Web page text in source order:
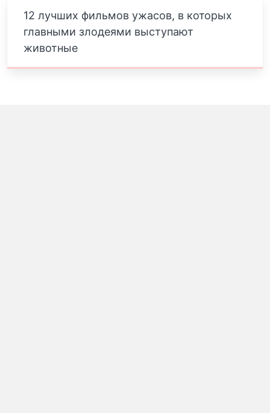
12 лучших фильмов ужасов, в которых
главными злодеями выступают
животные